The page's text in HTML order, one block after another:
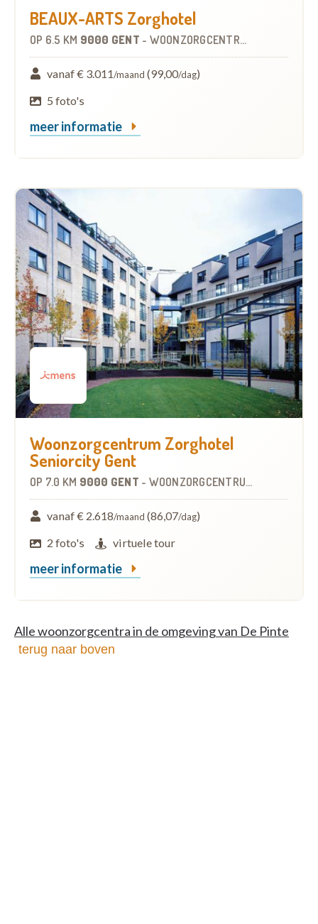
BEAUX-ARTS Zorghotel
OP 6.5 KM 9000 GENT - WOONZORGCENTRUM (WZC)
vanaf € 3.011/maand (99,00/dag)
5 foto's
meer informatie
Woonzorgcentrum Zorghotel
Seniorcity Gent
OP 7.0 KM 9000 GENT - WOONZORGCENTRUM (WZC)
vanaf € 2.618/maand (86,07/dag)
2 foto's
virtuele tour
meer informatie
Alle woonzorgcentra in de omgeving van De Pinte
terug naar boven